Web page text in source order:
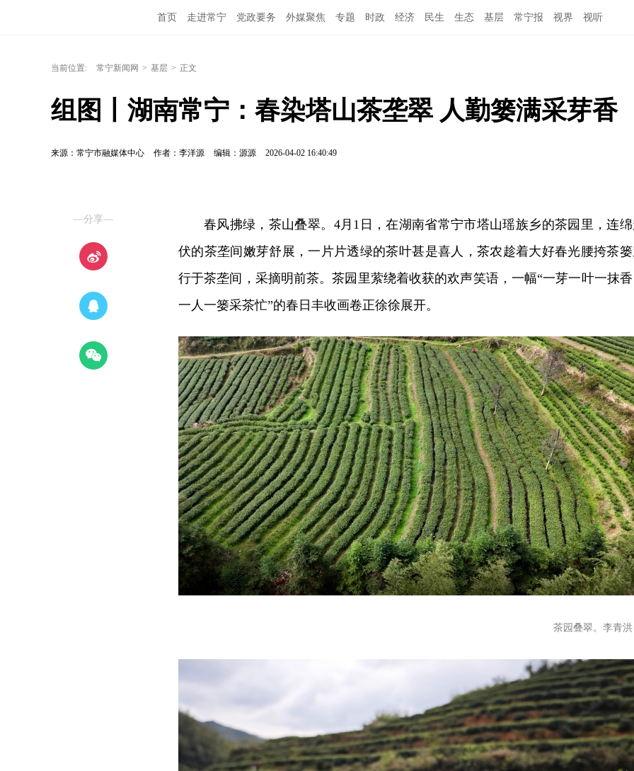
首页 走进常宁 党政要务 外媒聚焦 专题 时政 经济 民生 生态 基层 常宁报 视界 视听
当前位置: 常宁新闻网 > 基层 > 正文
组图丨湖南常宁：春染塔山茶垄翠 人勤篓满采芽香
来源：常宁市融媒体中心 作者：李洋源 编辑：源源 2026-04-02 16:40:49
—分享—
春风拂绿，茶山叠翠。4月1日，在湖南省常宁市塔山瑶族乡的茶园里，连
伏的茶垄间嫩芽舒展，一片片透绿的茶叶甚是喜人，茶农趁着大好春光腰挎茶
行于茶垄间，采摘明前茶。茶园里萦绕着收获的欢声笑语，一幅“一芽一叶一抹
一人一篓采茶忙”的春日丰收画卷正徐徐展开。
茶园叠翠。李青